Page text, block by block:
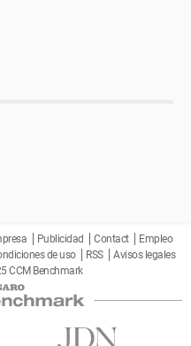
Publicidad Contact
Empleo
de uso RSS
Avisos legales
CCM Benchmark